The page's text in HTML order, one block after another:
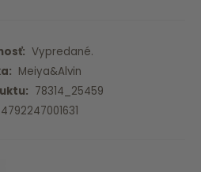
Vypredané.
Meiya&Alvin
78314_25459
4792247001631